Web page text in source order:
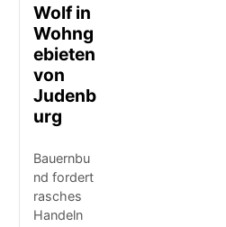
Wolf in
Wohng
ebieten
von
Judenb
urg
Bauernbu
nd fordert
rasches
Handeln